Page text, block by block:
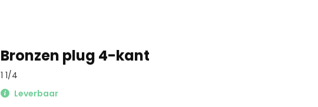
Bronzen plug 4-kant
1 1/4
Leverbaar